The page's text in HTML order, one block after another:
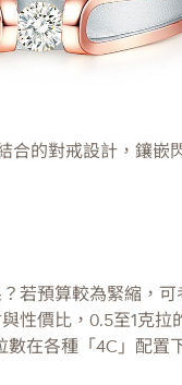
合的對戒設計，鑲嵌
若預算較為緊縮，
性價比，0.5至1克
數在各種「4C」配置